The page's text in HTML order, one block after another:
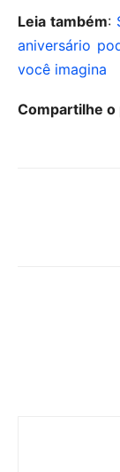
Leia também:
aniversário
você imagina
Compartilhe o